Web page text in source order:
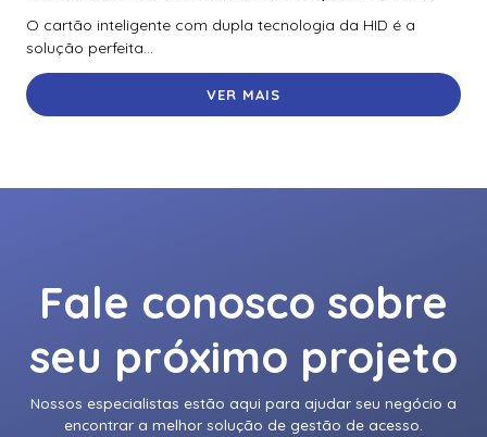
Rk40
921Nsnnek20000 | Assa Abloy | Leitor De Proximidade
Rk40
Rklb40
Adaptador Voltagem Hikvision Para Camera Panovu Dc
O cartão inteligente com dupla tecnologia da HID é a
solução perfeita...
VER MAIS
Fale conosco sobre
seu próximo projeto
Nossos especialistas estão aqui para ajudar seu negócio a
encontrar a melhor solução de gestão de acesso.